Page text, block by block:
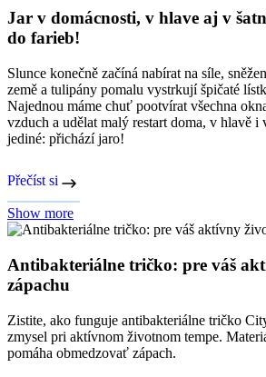
Jar v domácnosti, v hlave aj v
do farieb!
Slunce konečně začíná nabírat na síle,
země a tulipány pomalu vystrkují špičaté
Najednou máme chuť pootvírat všechna
vzduch a udělat malý restart doma, v hlavě i
jediné: přichází jaro!
Přečíst si
Show more
Antibakteriálne tričko: pre váš
zápachu
Zistite, ako funguje antibakteriálne tričko
zmysel pri aktívnom životnom tempe.
pomáha obmedzovať zápach.